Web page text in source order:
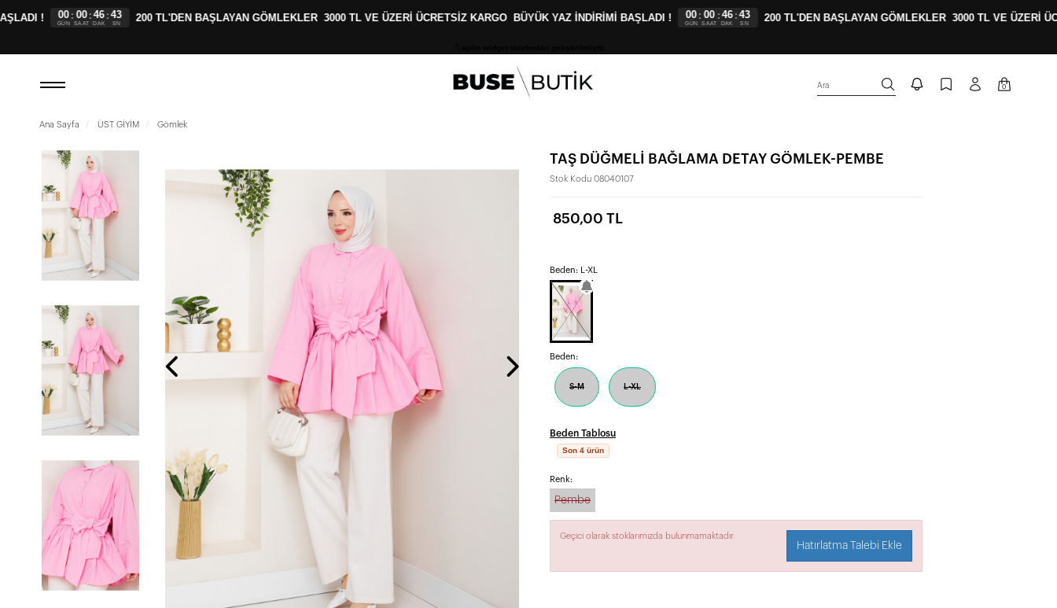
! 00 00
SAAT
: 46
DAK
: 42
SN 200 TL'DEN BAŞLAYAN GÖMLEKLER 3000 TL VE ÜZERİ ÜCRETSİZ KARGO BÜYÜK YAZ İNDİRİMİ BAŞLADI ! 00 00
SAAT
:46
DAK
: 42
SN 200 TL'DEN BAŞLAYAN GÖMLEKLER 3000 TL VE ÜZERİ
Ara 0
Ana Sayfa ÜST GİYİM Gömlek
TAŞ DÜĞMELİ BAĞLAMA DETAY GÖMLEK-PEMBE
Stok Kodu 08040107
850,00 TL
Beden: L-XL
Beden:
S-M L-XL
Beden Tablosu
Son 4 ürün
Renk:
Pembe
Geçici olarak stoklarımızda bulunmamaktadır.
Hatırlatma Talebi Ekle